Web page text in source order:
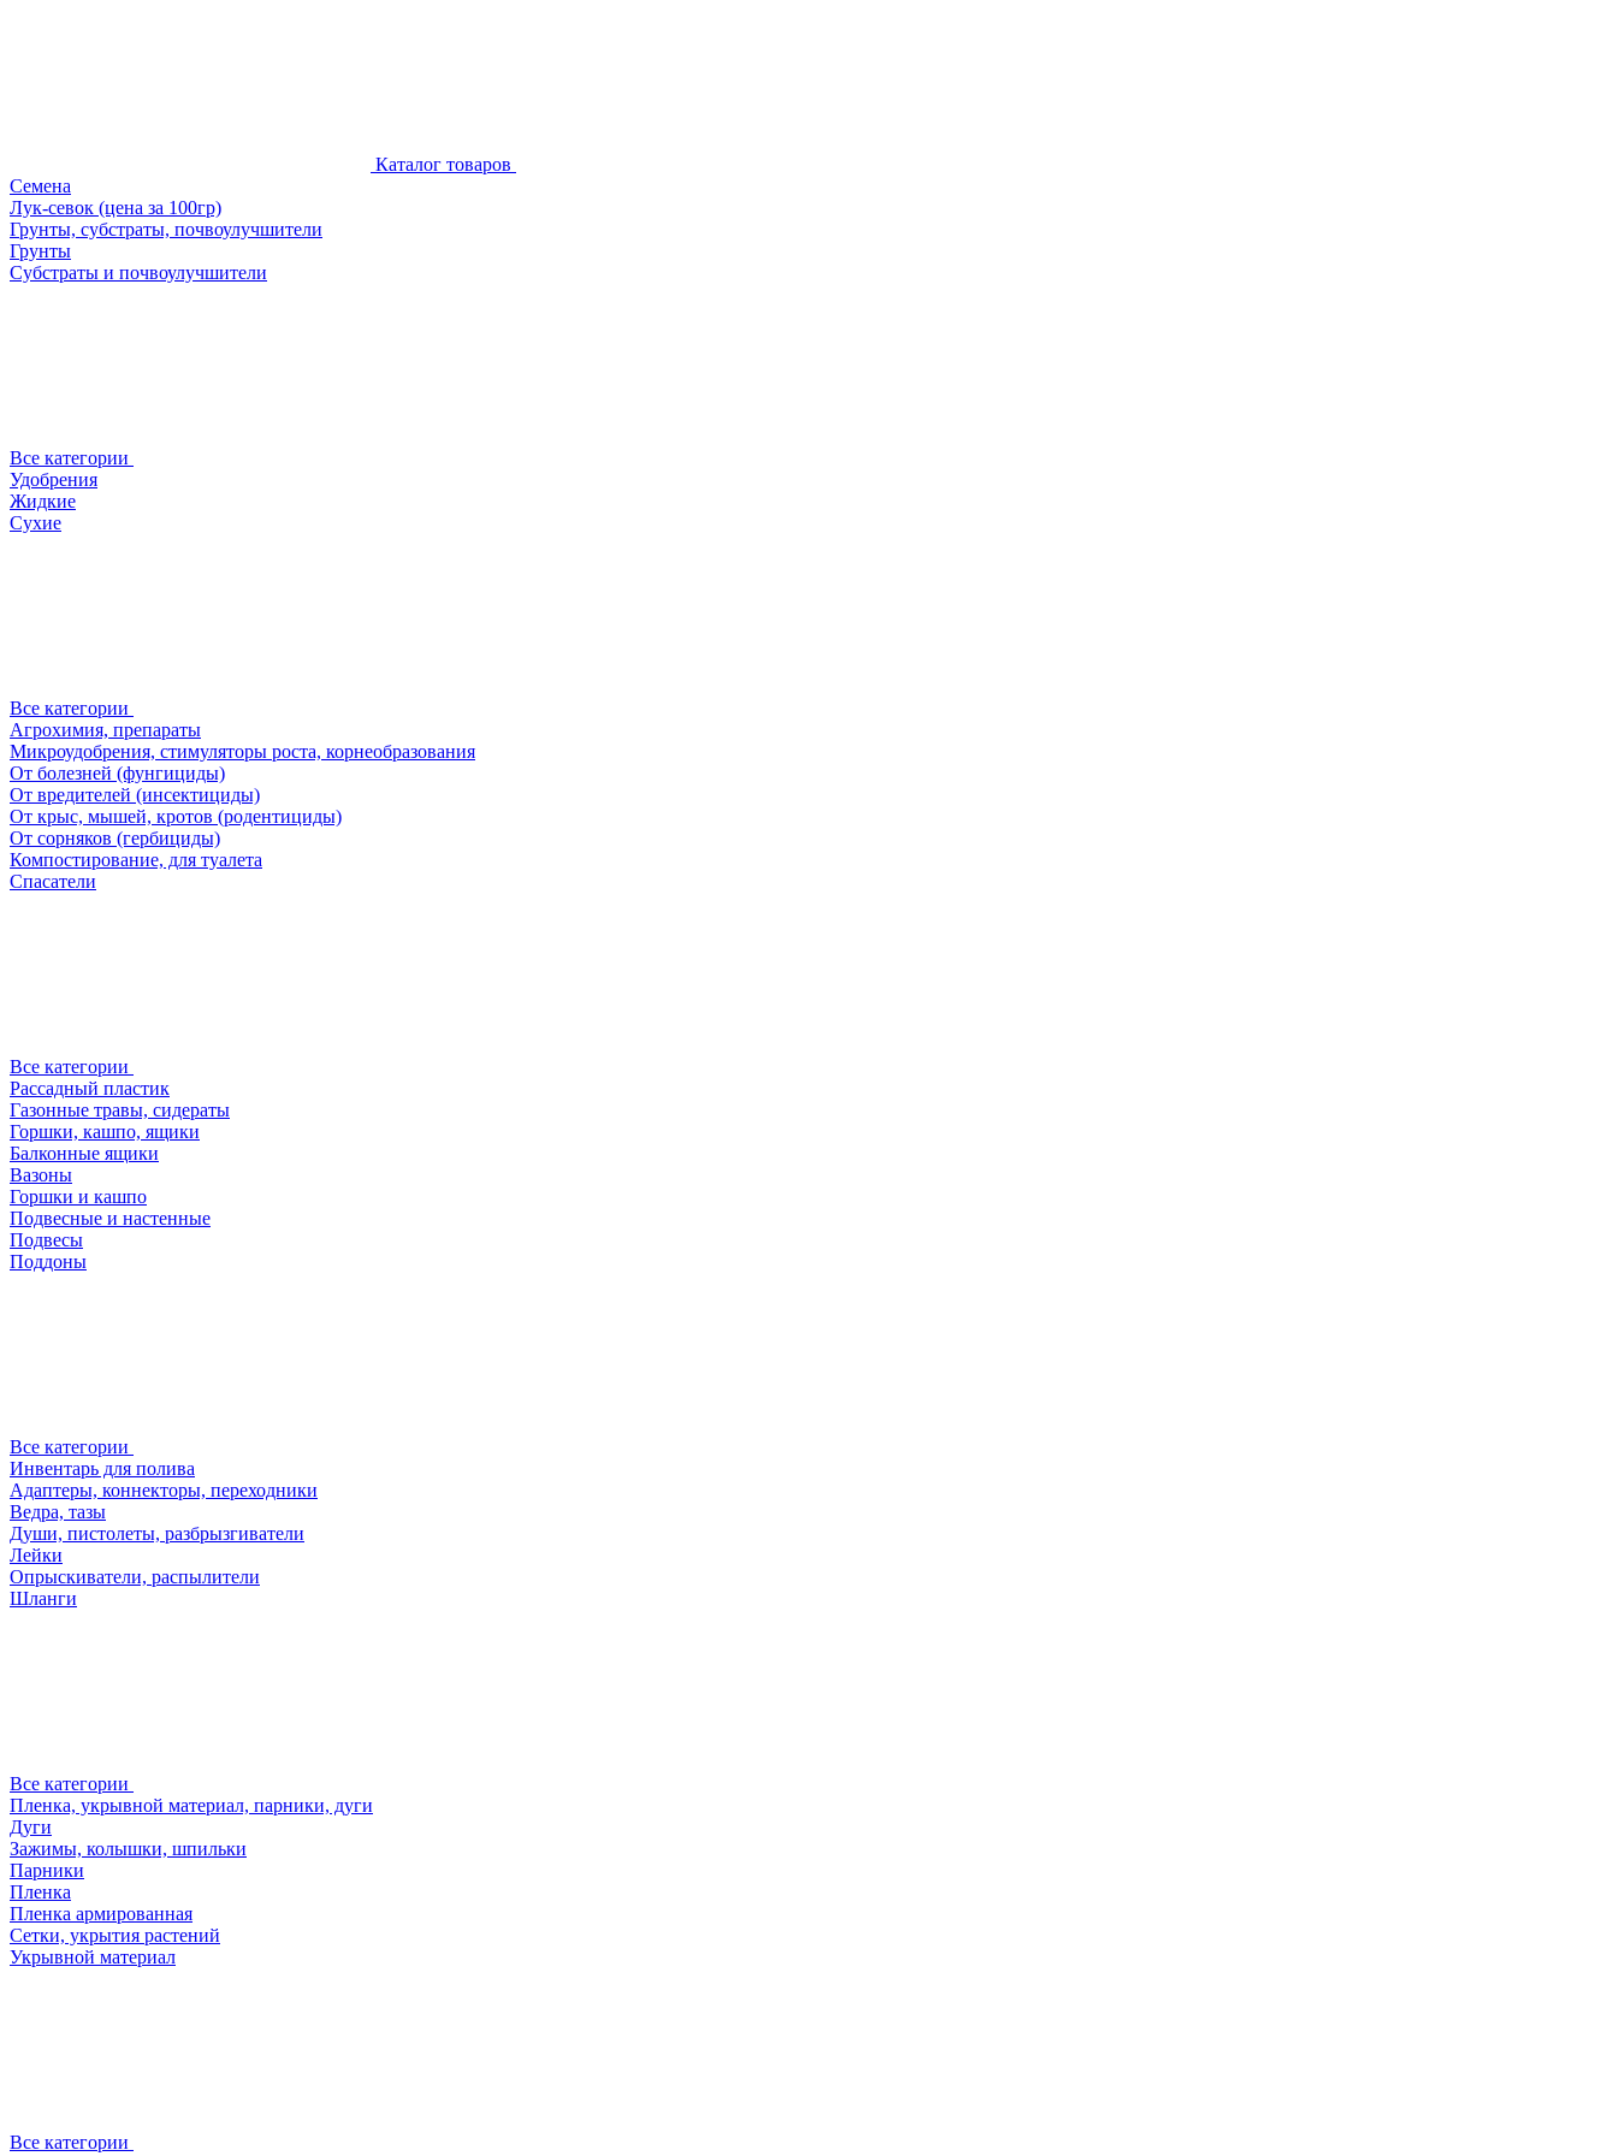
Каталог товаров
Семена
Лук-севок (цена за 100гр)
Грунты, субстраты, почвоулучшители
Грунты
Субстраты и почвоулучшители
Все категории
Удобрения
Жидкие
Сухие
Все категории
Агрохимия, препараты
Микроудобрения, стимуляторы роста, корнеобразования
От болезней (фунгициды)
От вредителей (инсектициды)
От крыс, мышей, кротов (родентициды)
От сорняков (гербициды)
Компостирование, для туалета
Спасатели
Все категории
Рассадный пластик
Газонные травы, сидераты
Горшки, кашпо, ящики
Балконные ящики
Вазоны
Горшки и кашпо
Подвесные и настенные
Подвесы
Поддоны
Все категории
Инвентарь для полива
Адаптеры, коннекторы, переходники
Ведра, тазы
Души, пистолеты, разбрызгиватели
Лейки
Опрыскиватели, распылители
Шланги
Все категории
Пленка, укрывной материал, парники, дуги
Дуги
Зажимы, колышки, шпильки
Парники
Пленка
Пленка армированная
Сетки, укрытия растений
Укрывной материал
Все категории